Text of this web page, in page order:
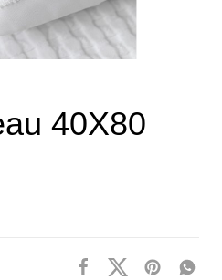
40X80